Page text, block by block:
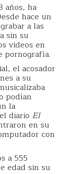
años, ha
hace un
a las
sin su
videos en
pornografía.
el acosador
a su
podían
la
diario El
en su
con
a 555
edad sin su